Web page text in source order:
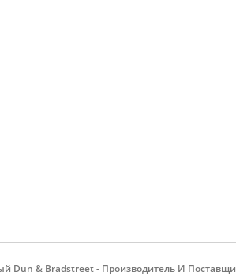
Dun & Bradstreet - Производитель И